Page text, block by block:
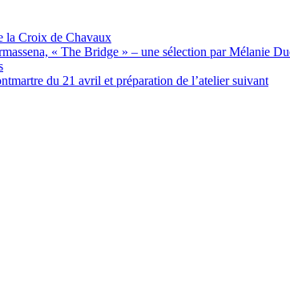
la Croix de Chavaux
« The Bridge » – une sélection par Mélanie
du 21 avril et préparation de l’atelier suivant